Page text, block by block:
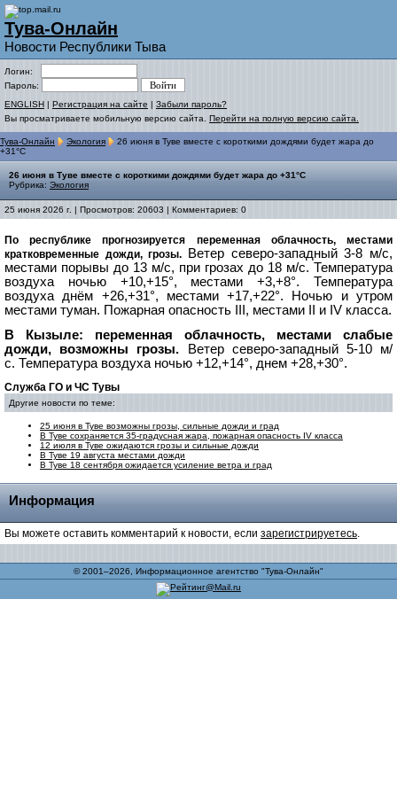
Тува-Онлайн
Новости Республики Тыва
Логин:
Пароль:
ENGLISH | Регистрация на сайте | Забыли пароль?
Вы просматриваете мобильную версию сайта. Перейти на полную версию сайта.
Тува-Онлайн Экология
26 июня в Туве вместе с короткими дождями будет жара до
+31°С
26 июня в Туве вместе с короткими дождями будет жара до +31°С
Рубрика: Экология
25 июня 2026 г. | Просмотров: 20603 | Комментариев: 0
По республике прогнозируется переменная облачность, местами
кратковременные дожди, грозы.
Ветер северо-западный 3-8 м/с,
местами порывы до 13 м/с, при грозах до 18 м/с. Температура
воздуха ночью +10,+15°, местами +3,+8°. Температура
воздуха днём +26,+31°, местами +17,+22°. Ночью и утром
местами туман. Пожарная опасность III, местами II и IV класса.
В Кызыле: переменная облачность, местами слабые
дожди, возможны грозы.
Ветер северо-западный 5-10 м/
с. Температура воздуха ночью +12,+14°, днем +28,+30°.
Служба ГО и ЧС Тувы
Другие новости по теме:
25 июня в Туве возможны грозы, сильные дожди и град
В Туве сохраняется 35-градусная жара, пожарная опасность IV класса
12 июля в Туве ожидаются грозы и сильные дожди
В Туве 19 августа местами дожди
В Туве 18 сентября ожидается усиление ветра и град
Информация
Вы можете оставить комментарий к новости, если зарегистрируетесь.
© 2001–2026, Информационное агентство "Тува-Онлайн"